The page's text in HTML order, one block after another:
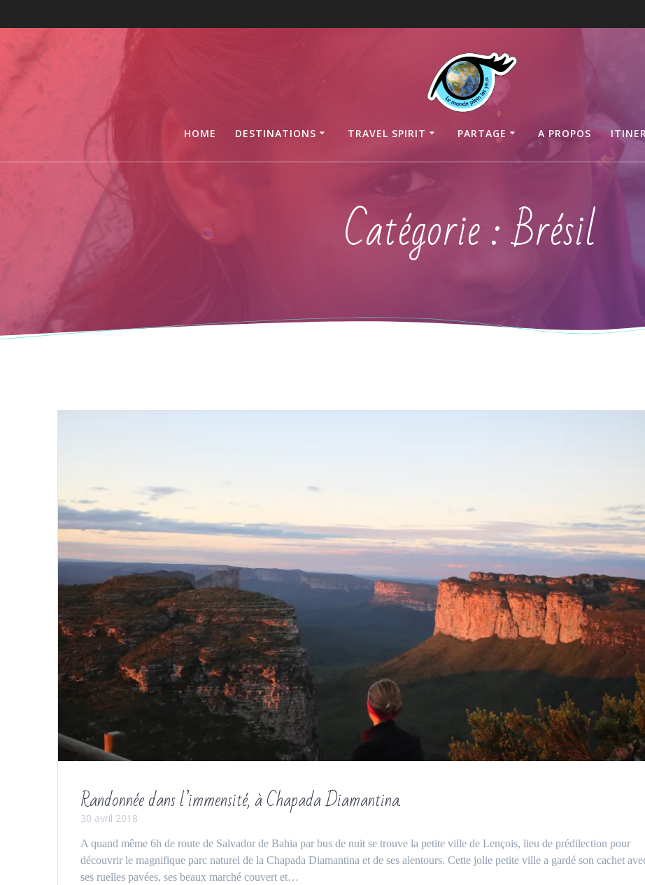
HOME DESTINATIONS TRAVEL SPIRIT PARTAGE A PROPOS
Catégorie :Brésil
Randonnée dans l’immensité, à Chapada Diamantina.
30 avril 2018
A quand même 6h de route de Salvador de Bahia par bus de nuit se trouve la petite ville de Lençois, lieu de prédilection pour
découvrir le magnifique parc naturel de la Chapada Diamantina et de ses alentours. Cette jolie petite ville a gardé son cachet
ses ruelles pavées, ses beaux marché couvert et…